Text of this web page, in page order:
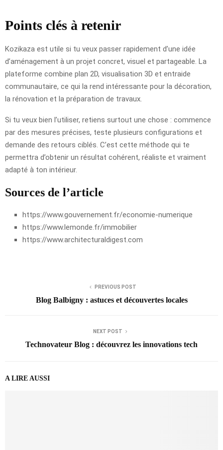
Points clés à retenir
Kozikaza est utile si tu veux passer rapidement d’une idée
d’aménagement à un projet concret, visuel et partageable. La
plateforme combine plan 2D, visualisation 3D et entraide
communautaire, ce qui la rend intéressante pour la décoration,
la rénovation et la préparation de travaux.
Si tu veux bien l’utiliser, retiens surtout une chose : commence
par des mesures précises, teste plusieurs configurations et
demande des retours ciblés. C’est cette méthode qui te
permettra d’obtenir un résultat cohérent, réaliste et vraiment
adapté à ton intérieur.
Sources de l’article
https://www.gouvernement.fr/economie-numerique
https://www.lemonde.fr/immobilier
https://www.architecturaldigest.com
PREVIOUS POST
Blog Balbigny : astuces et découvertes locales
NEXT POST
Technovateur Blog : découvrez les innovations tech
A LIRE AUSSI